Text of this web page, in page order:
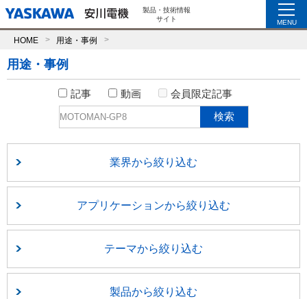
製品・技術情報
サイト
MENU
HOME 用途・事例
用途・事例
記事 動画 会員限定記事
業界から絞り込む
アプリケーションから絞り込む
テーマから絞り込む
製品から絞り込む